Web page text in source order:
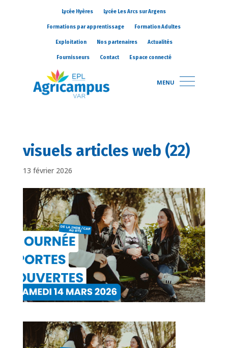
Lycée Hyères Lycée Les Arcs sur Argens
Formations par apprentissage Formation Adultes
Exploitation Nos partenaires Actualités
Fournisseurs Contact Espace connecté
MENU
visuels articles web (22)
13 février 2026